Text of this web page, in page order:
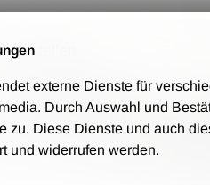
bestellen.
auf Rechnung zu.
an - wir
auf Grundlage unserer
externe Dienste für
Durch Auswahl und
zu. Diese Dienste und auch
und widerrufen werden.